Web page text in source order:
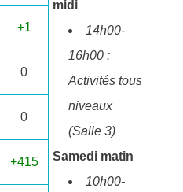
+1
0
0
+415
midi
14h00-
16h00 :
Activités tous
niveaux
(Salle 3)
Samedi matin
10h00-